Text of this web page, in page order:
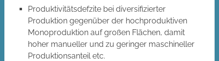
Produktivitätsdefzite bei diversifizierter
Produktion gegenüber der hochproduktiven
Monoproduktion auf großen Flächen, damit
hoher manueller und zu geringer maschineller
Produktionsanteil etc.